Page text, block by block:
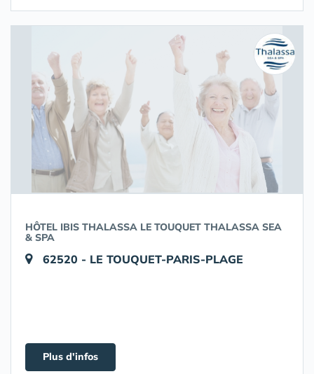
HÔTEL IBIS THALASSA LE TOUQUET THALASSA SEA
& SPA
62520 - LE TOUQUET-PARIS-PLAGE
Plus d'infos